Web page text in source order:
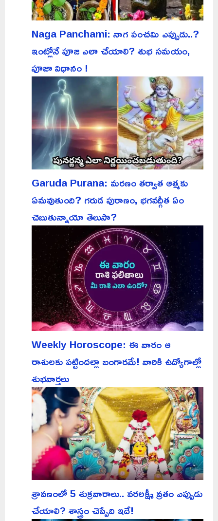
Naga Panchami: నాగ పంచమి ఎప్పుడు..?
ఇంట్లోనే పూజ ఎలా చేయాలి? శుభ సమయం,
పూజా విధానం !
Garuda Purana: మరణం తర్వాత ఆత్మకు
ఏమవుతుంది? గరుడ పురాణం, భగవద్గీత ఏం
చెబుతున్నాయో తెలుసా?
Weekly Horoscope: ఈ వారం ఆ
రాశులకు పట్టిందల్లా బంగారమే! వారికి ఉద్యోగాల్లో
శుభవార్తలు
శ్రావణంలో 5 శుక్రవారాలు.. వరలక్ష్మీ వ్రతం ఎప్పుడు
చేయాలి? శాస్త్రం చెప్పేది ఇదే!